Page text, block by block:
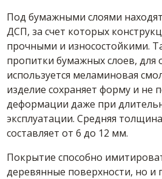
Под бумажными слоями
ДСП, за счет которых
прочными и износостойкими.
пропитки бумажных слоев, для
используется меламиновая
изделие сохраняет форму и не
деформации даже при
эксплуатации. Средняя
составляет от 6 до 12 мм.
Покрытие способно
деревянные поверхности, но и